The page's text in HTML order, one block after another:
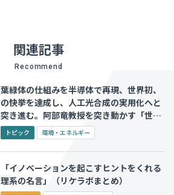
関連記事
Recommend
葉緑体の仕組みを半導体で再現、世界初、
の快挙を達成し、人工光合成の実用化へと
突き進む。阿部竜教授を突き動かす「世の
中を救いたい」想い
トピック 環境・エネルギー
「イノベーションを起こすヒントをくれる
理系の名言」（リケラボまとめ）